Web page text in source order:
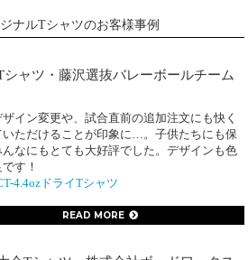
ナルTシャツのお客様事例
シャツ・藤沢選抜バレーボールチーム
イン変更や、試合直前の追加注文にも快く
いただけることが印象に…。子供たちにも保
んなにもとても大好評でした。デザインも色
す！
4.4ozドライTシャツ
READ MORE